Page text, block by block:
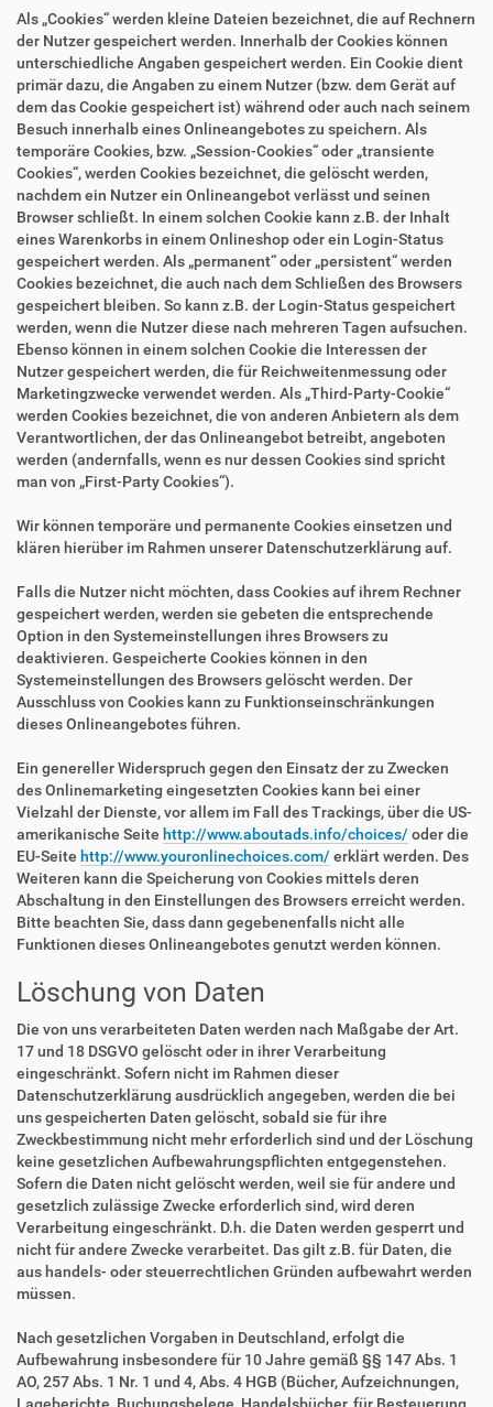
Als „Cookies“ werden kleine Dateien bezeichnet, die auf Rechnern
der Nutzer gespeichert werden. Innerhalb der Cookies können
unterschiedliche Angaben gespeichert werden. Ein Cookie dient
primär dazu, die Angaben zu einem Nutzer (bzw. dem Gerät auf
dem das Cookie gespeichert ist) während oder auch nach seinem
Besuch innerhalb eines Onlineangebotes zu speichern. Als
temporäre Cookies, bzw. „Session-Cookies“ oder „transiente
Cookies“, werden Cookies bezeichnet, die gelöscht werden,
nachdem ein Nutzer ein Onlineangebot verlässt und seinen
Browser schließt. In einem solchen Cookie kann z.B. der Inhalt
eines Warenkorbs in einem Onlineshop oder ein Login-Status
gespeichert werden. Als „permanent“ oder „persistent“ werden
Cookies bezeichnet, die auch nach dem Schließen des Browsers
gespeichert bleiben. So kann z.B. der Login-Status gespeichert
werden, wenn die Nutzer diese nach mehreren Tagen aufsuchen.
Ebenso können in einem solchen Cookie die Interessen der
Nutzer gespeichert werden, die für Reichweitenmessung oder
Marketingzwecke verwendet werden. Als „Third-Party-Cookie“
werden Cookies bezeichnet, die von anderen Anbietern als dem
Verantwortlichen, der das Onlineangebot betreibt, angeboten
werden (andernfalls, wenn es nur dessen Cookies sind spricht
man von „First-Party Cookies“).
Wir können temporäre und permanente Cookies einsetzen und
klären hierüber im Rahmen unserer Datenschutzerklärung auf.
Falls die Nutzer nicht möchten, dass Cookies auf ihrem Rechner
gespeichert werden, werden sie gebeten die entsprechende
Option in den Systemeinstellungen ihres Browsers zu
deaktivieren. Gespeicherte Cookies können in den
Systemeinstellungen des Browsers gelöscht werden. Der
Ausschluss von Cookies kann zu Funktionseinschränkungen
dieses Onlineangebotes führen.
Ein genereller Widerspruch gegen den Einsatz der zu Zwecken
des Onlinemarketing eingesetzten Cookies kann bei einer
Vielzahl der Dienste, vor allem im Fall des Trackings, über die US-
amerikanische Seite http://www.aboutads.info/choices/ oder die
EU-Seite http://www.youronlinechoices.com/ erklärt werden. Des
Weiteren kann die Speicherung von Cookies mittels deren
Abschaltung in den Einstellungen des Browsers erreicht werden.
Bitte beachten Sie, dass dann gegebenenfalls nicht alle
Funktionen dieses Onlineangebotes genutzt werden können.
Löschung von Daten
Die von uns verarbeiteten Daten werden nach Maßgabe der Art.
17 und 18 DSGVO gelöscht oder in ihrer Verarbeitung
eingeschränkt. Sofern nicht im Rahmen dieser
Datenschutzerklärung ausdrücklich angegeben, werden die bei
uns gespeicherten Daten gelöscht, sobald sie für ihre
Zweckbestimmung nicht mehr erforderlich sind und der Löschung
keine gesetzlichen Aufbewahrungspflichten entgegenstehen.
Sofern die Daten nicht gelöscht werden, weil sie für andere und
gesetzlich zulässige Zwecke erforderlich sind, wird deren
Verarbeitung eingeschränkt. D.h. die Daten werden gesperrt und
nicht für andere Zwecke verarbeitet. Das gilt z.B. für Daten, die
aus handels- oder steuerrechtlichen Gründen aufbewahrt werden
müssen.
Nach gesetzlichen Vorgaben in Deutschland, erfolgt die
Aufbewahrung insbesondere für 10 Jahre gemäß §§ 147 Abs. 1
AO, 257 Abs. 1 Nr. 1 und 4, Abs. 4 HGB (Bücher, Aufzeichnungen,